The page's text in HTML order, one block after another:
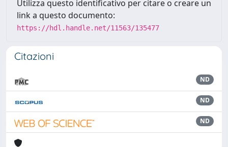
Utilizza questo identificativo per citare o creare un
link a questo documento:
https://hdl.handle.net/11563/135477
Citazioni
ND
ND
ND